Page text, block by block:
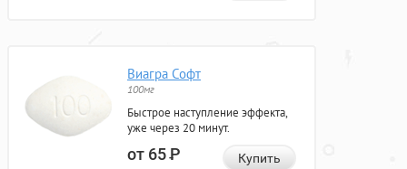
Виагра Софт
100мг
Быстрое наступление эффекта,
уже через 20 минут.
от 65Р Купить